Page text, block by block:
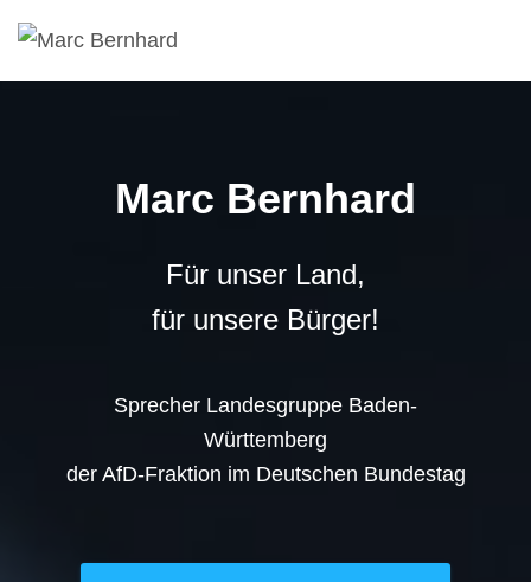
Marc Bernhard
Für unser Land,
für unsere Bürger!
Sprecher Landesgruppe Baden-
Württemberg
der AfD-Fraktion im Deutschen Bundestag